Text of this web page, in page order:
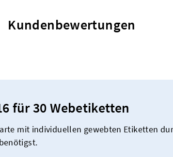
Kundenbewertungen
für 30 Webetiketten
mit individuellen gewebten Etiketten